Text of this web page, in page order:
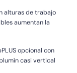
alturas de trabajo
aumentan la
opcional con
casi vertical